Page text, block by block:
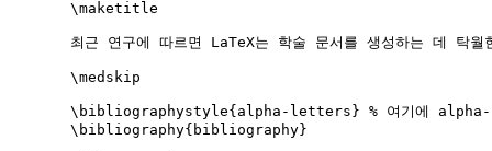
\maketitle
최근 연구에 따르면 LaTeX는 학술 문서를 생성하는 데 탁
\medskip
\bibliographystyle{alpha-letters} % 여기에
\bibliography{bibliography}